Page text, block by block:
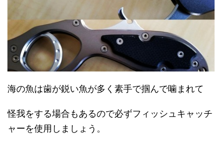
海の魚は歯が鋭い魚が多く素手で掴んで噛まれて
怪我をする場合もあるので必ずフィッシュキャッチ
ャーを使用しましょう。